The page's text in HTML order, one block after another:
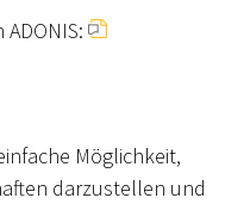
Möglichkeit,
darzustellen und